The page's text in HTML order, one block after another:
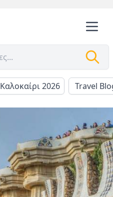
Καλοκαίρι 2026 Travel